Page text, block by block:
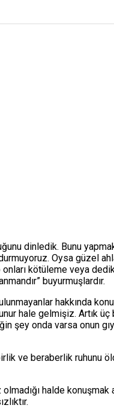
dinledik. Bunu
Oysa güzel
onları kötüleme veya
buyurmuşlardır.
hakkında
hale gelmişiz. Artık
şey onda varsa onun
ve beraberlik ruhunu
halde